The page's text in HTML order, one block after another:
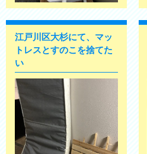
江戸川区大杉にて、マッ
トレスとすのこを捨てた
い